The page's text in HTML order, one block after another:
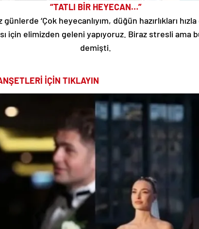
“TATLI BİR HEYECAN…”
‘Çok heyecanlıyım, düğün hazırlıkları
için elimizden geleni yapıyoruz. Biraz stresli ama
demişti.
İÇİN TIKLAYIN